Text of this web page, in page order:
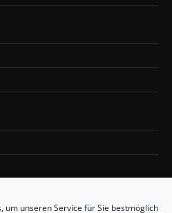
um unseren Service für Sie bestmöglich